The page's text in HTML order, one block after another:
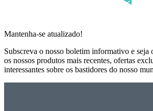
Mantenha-se atualizado!
Subscreva o nosso boletim informativo e seja
os nossos produtos mais recentes, ofertas
interessantes sobre os bastidores do nosso